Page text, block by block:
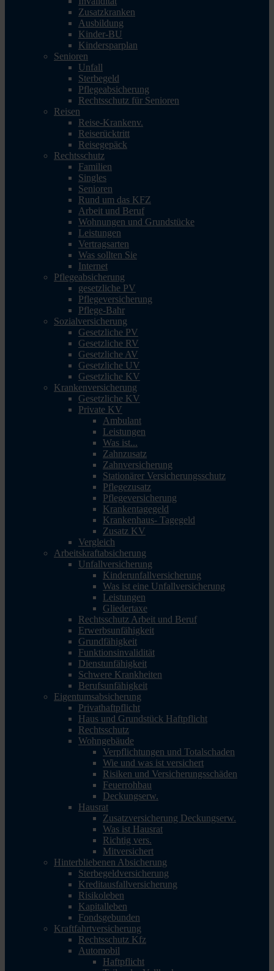
Zusatzkranken
Ausbildung
Kinder-BU
Kindersparplan
Senioren
Unfall
Sterbegeld
Pflegeabsicherung
Rechtsschutz für Senioren
Reisen
Reise-Krankenv.
Reiserücktritt
Reisegepäck
Rechtsschutz
Familien
Singles
Senioren
Rund um das KFZ
Arbeit und Beruf
Wohnungen und Grundstücke
Leistungen
Vertragsarten
Was sollten Sie
Internet
Pflegeabsicherung
gesetzliche PV
Pflegeversicherung
Pflege-Bahr
Sozialversicherung
Gesetzliche PV
Gesetzliche RV
Gesetzliche AV
Gesetzliche UV
Gesetzliche KV
Krankenversicherung
Gesetzliche KV
Private KV
Ambulant
Leistungen
Was ist...
Zahnzusatz
Zahnversicherung
Stationärer Versicherungsschutz
Pflegezusatz
Pflegeversicherung
Krankentagegeld
Krankenhaus- Tagegeld
Zusatz KV
Vergleich
Arbeitskraftabsicherung
Unfallversicherung
Kinderunfallversicherung
Was ist eine Unfallversicherung
Leistungen
Gliedertaxe
Rechtsschutz Arbeit und Beruf
Erwerbsunfähigkeit
Grundfähigkeit
Funktionsinvalidität
Dienstunfähigkeit
Schwere Krankheiten
Berufsunfähigkeit
Eigentumsabsicherung
Privathaftpflicht
Haus und Grundstück Haftpflicht
Rechtsschutz
Wohngebäude
Verpflichtungen und Totalschaden
Wie und was ist versichert
Risiken und Versicherungsschäden
Feuerrohbau
Deckungserw.
Hausrat
Zusatzversicherung Deckungserw.
Was ist Hausrat
Richtig vers.
Mitversichert
Hinterbliebenen Absicherung
Sterbegeldversicherung
Kreditausfallversicherung
Risikoleben
Kapitalleben
Fondsgebunden
Kraftfahrtversicherung
Rechtsschutz Kfz
Automobil
Haftpflicht